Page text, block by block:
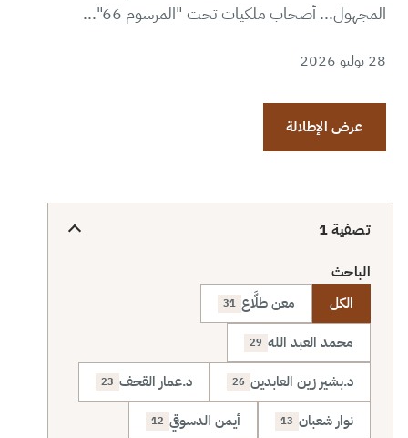
المجهول... أصحاب ملكيات تحت "المرسوم 66"...
28 يوليو 2026
عرض الإطلالة
تصفية1
الباحث
الكل
معن طلَّاع 31
محمد العبد الله 29
د.بشير زين العابدين 26 د.عمار القحف 23
نوار شعبان 13 أيمن الدسوقي 12